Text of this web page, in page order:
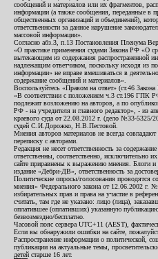
сообщений и материалов или их фрагментов,
информации (а также сообщения, переданные в
общественных организаций и объединений),
ответственности за данное нарушение
массовой информации».
Согласно абз.3, п.13 Постановления Пленума
«О практике применения судами Закона РФ «О
вытекающим из содержания распространенной
надлежащим ответчиком, поскольку исходя из
информации» не вправе вмешиваться в
содержание сообщений и материалов».
Воспользуйтесь «Правом на ответ» (ст.46
«В соответствии с положением ч.3 ст.196 ГПК
подлежит возложению на авторов, а по
РФ - на учредителя и главного редактор», - из
краевого суда от 22.08.2012 г. (дело №33-5325/
судей С.И.Дорожко, Н.В.Пестовой.
Мнения авторов материалов не всегда
переписку с авторами.
Редакция не несет ответственность за
ответственны, соответственно, исключительно
сайте приравнены к выражению мнения. Блоги и
издание «Дебри-ДВ», ответственность за
Политические опросы/голосования проводятся
мнения» Федерального закона от 12.06.2002 г.
избирательных прав и права на участие в
считать, там где не указано: лицо (лица),
оплатившее (оплативших) указанную
безвозмездно/бесплатно.
Часовой пояс сервера UTC+11 (AEST),
Если вы обнаружили ошибки на сайте,
Распространение информации о политической,
публикации на актуальные темы,
детей старше 16 лет.